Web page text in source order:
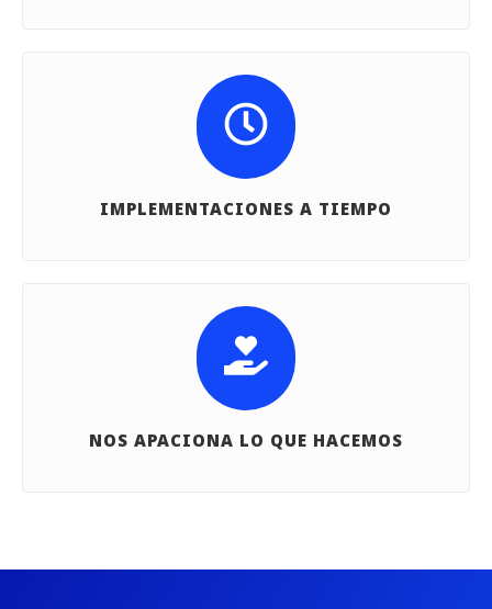
IMPLEMENTACIONES A TIEMPO
NOS APACIONA LO QUE HACEMOS